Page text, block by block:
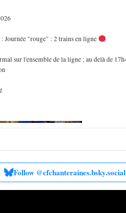
: Journée "rouge" : 2 trains en ligne
sur l'ensemble de la ligne ; au delà de
Follow